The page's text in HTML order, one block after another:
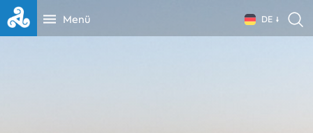
Menü DE